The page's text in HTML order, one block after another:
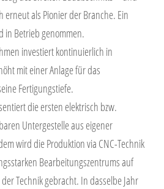
erneut als Pionier der Branche. Ein
in Betrieb genommen.
investiert kontinuierlich in
mit einer Anlage für das
Fertigungstiefe.
die ersten elektrisch bzw.
Untergestelle aus eigener
wird die Produktion via CNC-Technik
Bearbeitungszentrums auf
Technik gebracht. In dasselbe Jahr